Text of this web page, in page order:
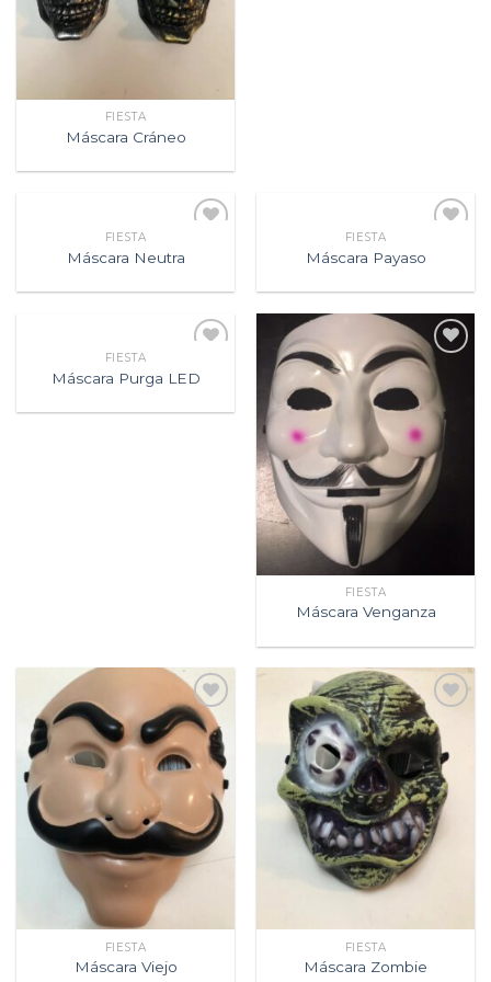
FIESTA
Máscara Cráneo
deseos
FIESTA
Máscara Neutra
deseos
FIESTA
Máscara Payaso
a la
deseos
FIESTA
Máscara Purga LED
Agregar
a la
lista de
deseos
FIESTA
Máscara Venganza
Agregar
a la
lista de
deseos
FIESTA
Máscara Viejo
Agregar
a la
lista de
deseos
FIESTA
Máscara Zombie